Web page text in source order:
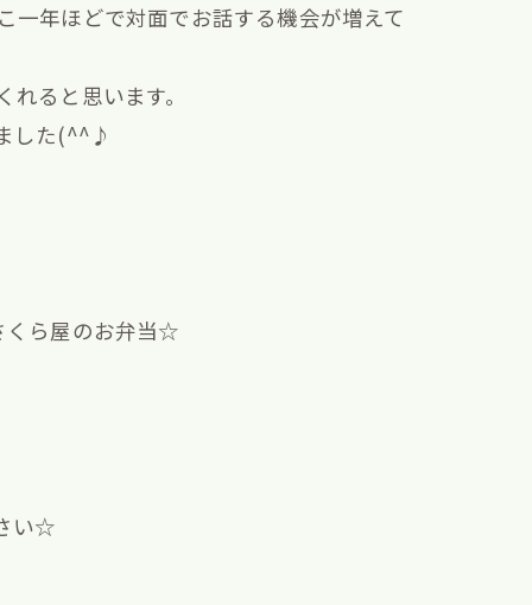
一年ほどで対面でお話する機会が増えて
ると思います。
した(^^♪
くら屋のお弁当☆
い☆